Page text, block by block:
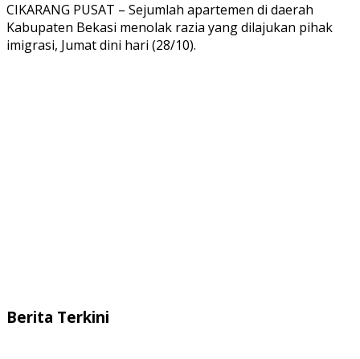
CIKARANG PUSAT – Sejumlah apartemen di daerah
Kabupaten Bekasi menolak razia yang dilajukan pihak
imigrasi, Jumat dini hari (28/10).
Berita Terkini